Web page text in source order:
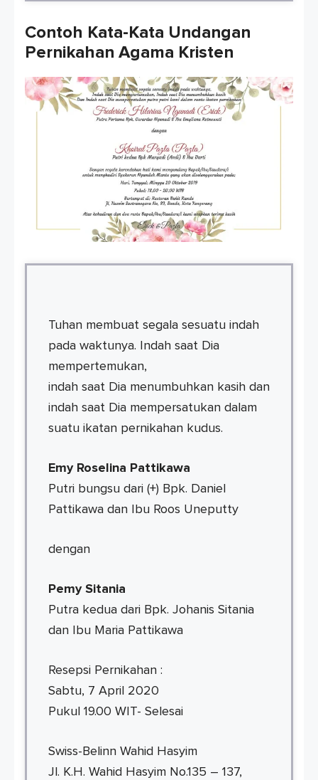
Contoh Kata-Kata Undangan
Pernikahan Agama Kristen
Tuhan membuat segala sesuatu indah
pada waktunya. Indah saat Dia
mempertemukan,
indah saat Dia menumbuhkan kasih dan
indah saat Dia mempersatukan dalam
suatu ikatan pernikahan kudus.
Emy Roselina Pattikawa
Putri bungsu dari (+) Bpk. Daniel
Pattikawa dan Ibu Roos Uneputty
dengan
Pemy Sitania
Putra kedua dari Bpk. Johanis Sitania
dan Ibu Maria Pattikawa
Resepsi Pernikahan :
Sabtu, 7 April 2020
Pukul 19.00 WIT- Selesai
Swiss-Belinn Wahid Hasyim
Jl. K.H. Wahid Hasyim No.135 – 137,